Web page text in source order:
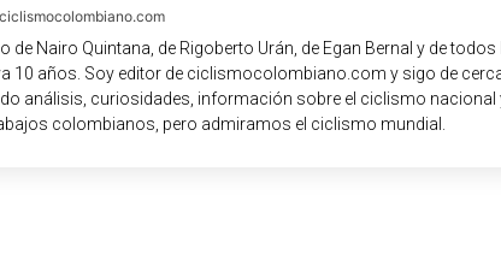
de Nairo Quintana, de Rigoberto Urán, de Egan Bernal y de
10 años. Soy editor de ciclismocolombiano.com y sigo de
análisis, curiosidades, información sobre el ciclismo nacional
colombianos, pero admiramos el ciclismo mundial.